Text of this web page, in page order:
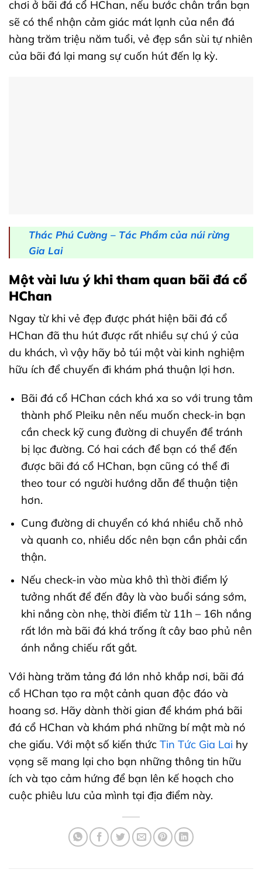
chơi ở bãi đá cổ HChan, nếu bước chân trần bạn
sẽ có thể nhận cảm giác mát lạnh của nền đá
hàng trăm triệu năm tuổi, vẻ đẹp sần sùi tự nhiên
của bãi đá lại mang sự cuốn hút đến lạ kỳ.
Thác Phú Cường – Tác Phẩm của núi rừng
Gia Lai
Một vài lưu ý khi tham quan bãi đá cổ
HChan
Ngay từ khi vẻ đẹp được phát hiện bãi đá cổ
HChan đã thu hút được rất nhiều sự chú ý của
du khách, vì vậy hãy bỏ túi một vài kinh nghiệm
hữu ích để chuyến đi khám phá thuận lợi hơn.
Bãi đá cổ HChan cách khá xa so với trung tâm
thành phố Pleiku nên nếu muốn check-in bạn
cần check kỹ cung đường di chuyển để tránh
bị lạc đường. Có hai cách để bạn có thể đến
được bãi đá cổ HChan, bạn cũng có thể đi
theo tour có người hướng dẫn để thuận tiện
hơn.
Cung đường di chuyển có khá nhiều chỗ nhỏ
và quanh co, nhiều dốc nên bạn cần phải cẩn
thận.
Nếu check-in vào mùa khô thì thời điểm lý
tưởng nhất để đến đây là vào buổi sáng sớm,
khi nắng còn nhẹ, thời điểm từ 11h – 16h nắng
rất lớn mà bãi đá khá trống ít cây bao phủ nên
ánh nắng chiếu rất gắt.
Với hàng trăm tảng đá lớn nhỏ khắp nơi, bãi đá
cổ HChan tạo ra một cảnh quan độc đáo và
hoang sơ. Hãy dành thời gian để khám phá bãi
đá cổ HChan và khám phá những bí mật mà nó
che giấu. Với một số kiến thức Tin Tức Gia Lai hy
vọng sẽ mang lại cho bạn những thông tin hữu
ích và tạo cảm hứng để bạn lên kế hoạch cho
cuộc phiêu lưu của mình tại địa điểm này.